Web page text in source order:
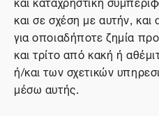
και σε σχέση με αυτήν,
για οποιαδήποτε ζημία
και τρίτο από κακή ή
ή/και των σχετικών
μέσω αυτής.